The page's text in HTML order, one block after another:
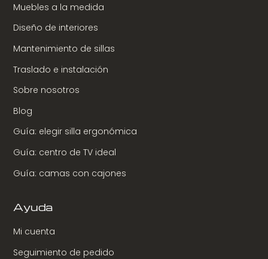
Muebles a la medida
Diseño de interiores
Mantenimiento de sillas
Traslado e instalación
Sobre nosotros
Blog
Guía: elegir silla ergonómica
Guía: centro de TV ideal
Guía: camas con cajones
Ayuda
Mi cuenta
Seguimiento de pedido